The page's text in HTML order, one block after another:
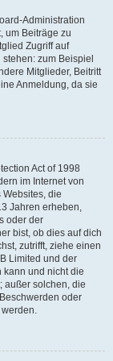
Administration
um Beiträge zu
Zugriff auf
zum Beispiel
Mitglieder, Beitritt
Anmeldung, da sie
Act of 1998
im Internet von
Websites, die
Jahren erheben,
oder der
bist, ob dies auf dich
zutrifft, ziehe einen
Limited und der
kann und nicht die
außer solchen, die
oder